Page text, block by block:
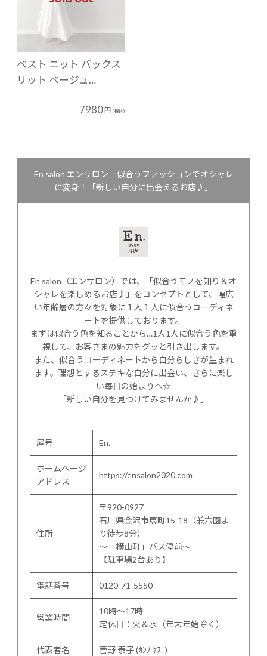
ベスト ニット バックス
リット ベージュ…
7980 円 (税込)
En salon エンサロン｜似合うファッションでオシャレ
に変身！「新しい自分に出会えるお店♪」
En salon（エンサロン）では、「似合うモノを知り＆オ
シャレを楽しめるお店♪」をコンセプトとして、幅広
い年齢層の方々を対象に１人１人に似合うコーディネ
ートを提供しております。
まずは似合う色を知ることから…1人1人に似合う色を重
視して、お客さまの魅力をグッと引き出します。
また、似合うコーディネートから自分らしさが生まれ
ます。理想とするステキな自分に出会い、さらに楽し
い毎日の始まりへ☆
「新しい自分を見つけてみませんか♪」
屋号 En.
ホームページ
アドレス
https://ensalon2020.com
住所
〒920-0927
石川県金沢市扇町15-18（兼六園よ
り徒歩8分）
〜「横山町」バス停前〜
【駐車場2台あり】
電話番号 0120-71-5550
営業時間
10時～17時
定休日：火＆水（年末年始除く）
代表者名 管野 泰子 (ｶﾝﾉ ﾔｽｺ)